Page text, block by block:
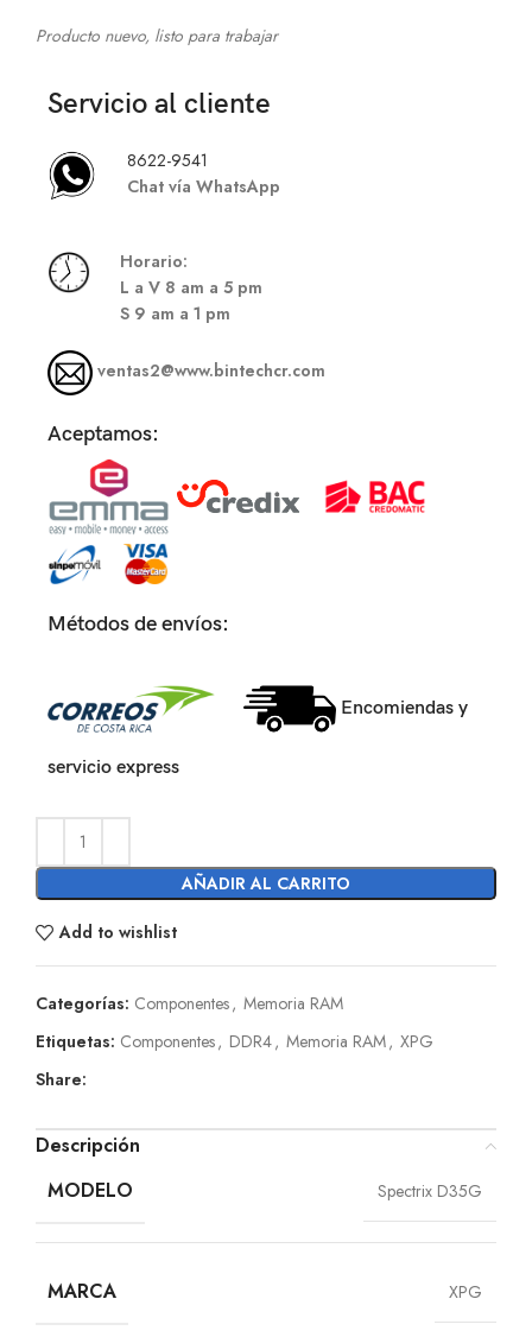
Producto nuevo, listo para trabajar
Servicio al cliente
8622-9541
Chat vía WhatsApp
Horario:
L a V 8 am a 5 pm
S 9 am a 1 pm
ventas2@www.bintechcr.com
Aceptamos:
Métodos de envíos:
Encomiendas y
servicio express
AÑADIR AL CARRITO
Add to wishlist
Categorías: Componentes, Memoria RAM
Etiquetas: Componentes, DDR4, Memoria RAM, XPG
Share:
Descripción
MODELO
Spectrix D35G
MARCA XPG